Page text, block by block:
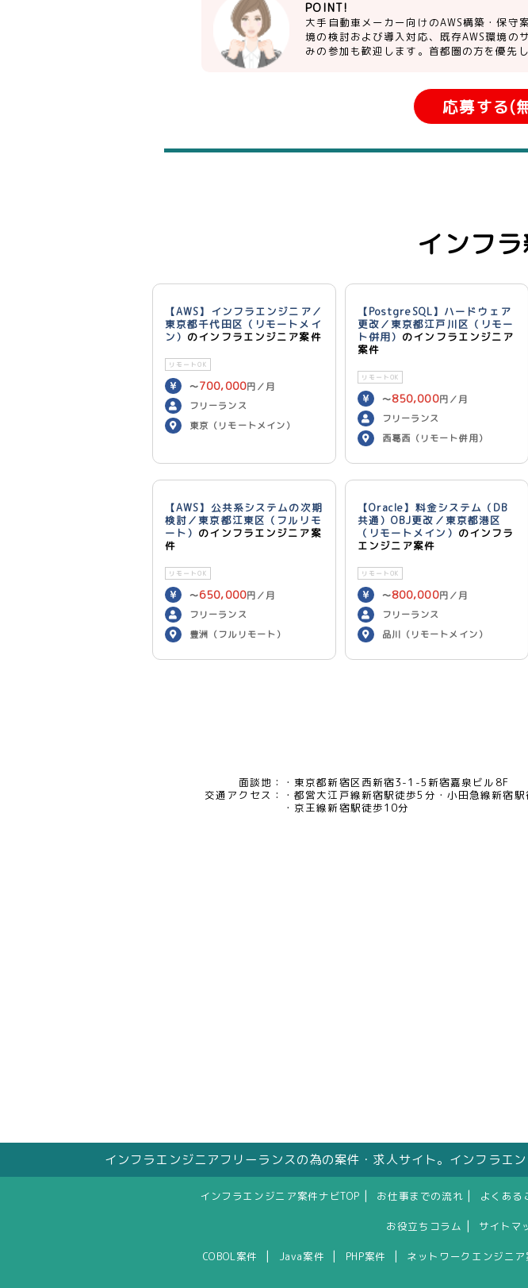
POINT!
大手自動車メーカー向けのAWS構築・保守
境の検討および導入対応、既存AWS環境の
みの参加も歓迎します。首都圏の方を優先
応募する(
インフ
【AWS】インフラエンジニア／
東京都千代田区（リモートメイ
ン） のインフラエンジニア案件
リモートOK
〜700,000円／月
フリーランス
東京（リモートメイン）
【PostgreSQL】ハードウェア
更改／東京都江戸川区（リモー
ト併用） のインフラエンジニア
案件
リモートOK
〜850,000円／月
フリーランス
西葛西（リモート併用）
【AWS】公共系システムの次期
検討／東京都江東区（フルリモ
ート） のインフラエンジニア案
件
リモートOK
〜650,000円／月
フリーランス
豊洲（フルリモート）
【Oracle】料金システム（DB
共通）OBJ更改／東京都港区
（リモートメイン） のインフラ
エンジニア案件
リモートOK
〜800,000円／月
フリーランス
品川（リモートメイン）
面談地：
東京都新宿区西新宿3-1-5新宿嘉泉ビル8F
交通アクセス：
都営大江戸線新宿駅徒歩5分 小田急線新宿
京王線新宿駅徒歩10分
インフラエンジニアフリーランスの為の案件・求人サイト。インフラエ
インフラエンジニア案件ナビTOP お仕事までの流れ よくある
お役立ちコラム サイトマ
COBOL案件 Java案件 PHP案件 ネットワークエンジニア